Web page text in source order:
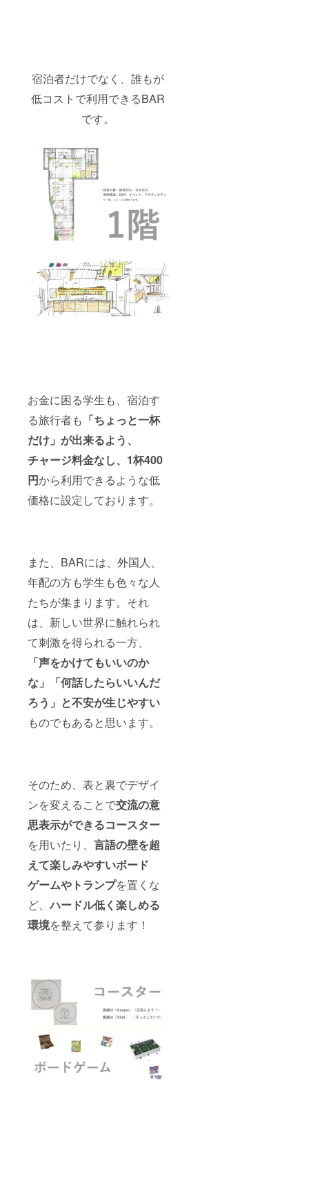
宿泊者だけでなく、誰もが
低コストで利用できるBAR
です。
お金に困る学生も、宿泊す
る旅行者も 「ちょっと一杯
だけ」が出来るよう、
チャージ料金なし、1杯400
円から利用できるような低
価格に設定しております。
また、BARには、外国人、
年配の方も学生も色々な人
たちが集まります。それ
は、新しい世界に触れられ
て刺激を得られる一方、
「声をかけてもいいのか
な」「何話したらいいんだ
ろう」と不安が生じやすい
ものでもあると思います。
そのため、表と裏でデザイ
ンを変えることで交流の意
思表示ができるコースター
を用いたり、 言語の壁を超
えて楽しみやすいボード
ゲームやトランプを置くな
ど、ハードル低く楽しめる
環境を整えて参ります！